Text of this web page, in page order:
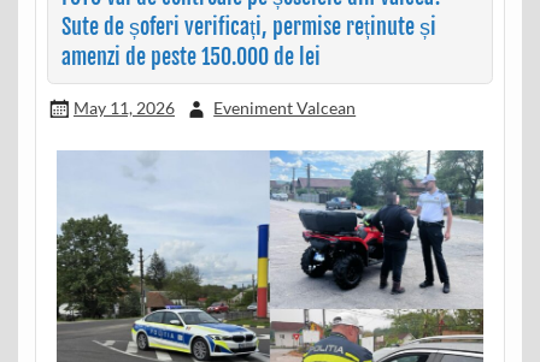
Sute de șoferi verificați, permise reținute și
amenzi de peste 150.000 de lei
May 11, 2026 Eveniment Valcean